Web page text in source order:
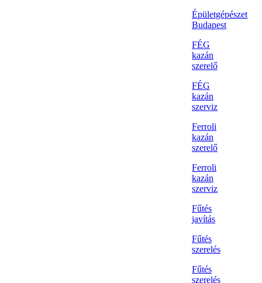
Épületgépészet
Budapest
FÉG
kazán
szerelő
FÉG
kazán
szerviz
Ferroli
kazán
szerelő
Ferroli
kazán
szerviz
Fűtés
javítás
Fűtés
szerelés
Fűtés
szerelés